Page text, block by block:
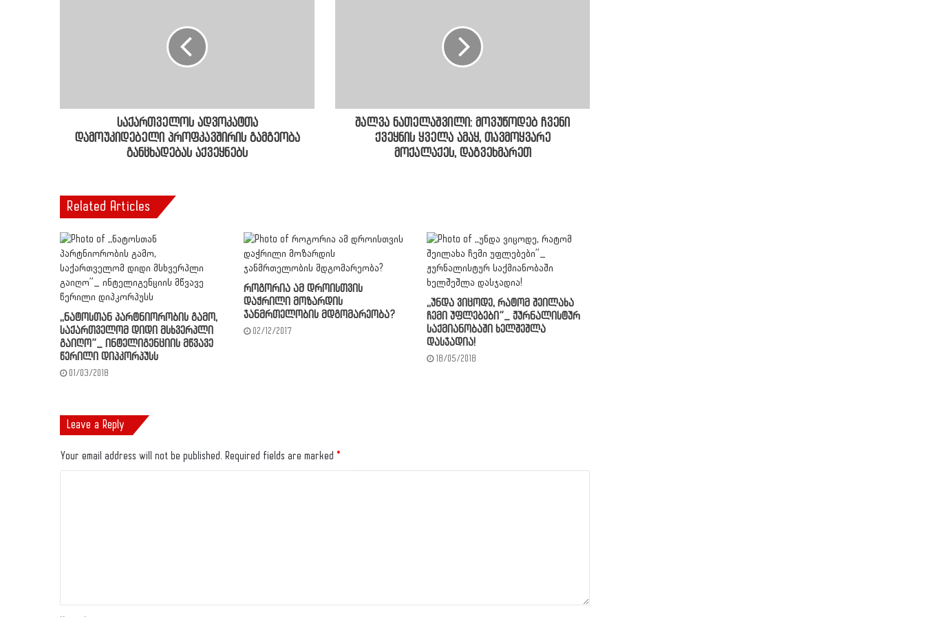
საქართველოს ადვოკატთა
დამოუკიდებელი პროფკავშირის გამგეობა
განცხადებას აქვეყნებს
შალვა ნათელაშვილი: მოვუწოდებ ჩვენი
ქვეყნის ყველა ამაყ, თავმოყვარე
მოქალაქეს, დაგვეხმარეთ
Related Articles
,,ნატოსთან პარტნიორობის გამო,
საქართველომ დიდი მსხვერპლი
გაიღო”_ ინტელიგენციის მწვავე
წერილი დიპკორპუსს
01/03/2018
როგორია ამ დროისთვის
დაჭრილი მოზარდის
ჯანმრთელობის მდგომარეობა?
02/12/2017
,,უნდა ვიცოდე, რატომ შეილახა
ჩემი უფლებები”_ ჟურნალისტურ
საქმიანობაში ხელშეშლა
დასჯადია!
18/05/2018
Leave a Reply
Your email address will not be published. Required fields are marked *